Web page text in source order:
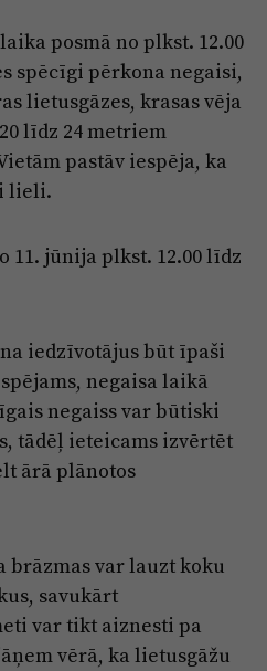
Ētikas kodekss
Lietošanas noteikumi
Pārredzamības paziņojumi
Sludinājumi
posmā no plkst. 12.00
spēcīgi pērkona negaisi,
lietusgāzes, krasas vēja
līdz 24 metriem
pastāv iespēja, ka
lieli.
11. jūnija plkst. 12.00 līdz
iedzīvotājus būt īpaši
negaisa laikā
negaiss var būtiski
tādēļ ieteicams izvērtēt
ārā plānotos
brāzmas var lauzt koku
savukārt
var tikt aiznesti pa
vērā, ka lietusgāžu